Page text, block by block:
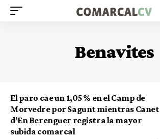
Benavites
El paro cae un 1,05 % en el Camp de
Morvedre por Sagunt mientras Canet
d’En Berenguer registra la mayor
subida comarcal